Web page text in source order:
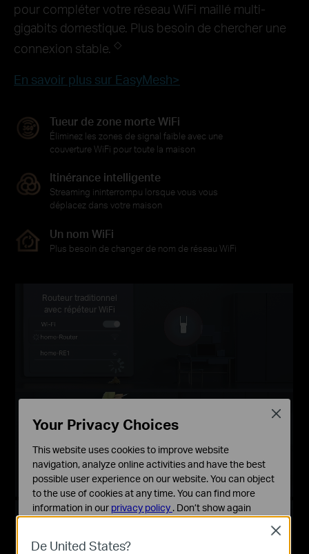
pour compléter votre réseau WiFi maillé multi-
gigabits domestique. Plus besoin de chercher une
connexion stable. ◇
En savoir plus sur EasyMesh>
Tueur de zone morte WiFi
Éliminez les zones de signal faible avec une
couverture WiFi pour toute la maison
Itinérance intelligente
Streaming ininterrompu lorsque vous vous
déplacez dans votre maison
Un nom WiFi
Plus besoin de changer de nom de réseau WiFi
Routeur traditionnel
avec répéteur WiFi
De United States?
Close
Your Privacy Choices
This website uses cookies to improve website
navigation, analyze online activities and have the best
possible user experience on our website. You can object
to the use of cookies at any time. You can find more
information in our privacy policy . Don’t show again
Ces cookies sont nécessaires au fonctionnement du
Close